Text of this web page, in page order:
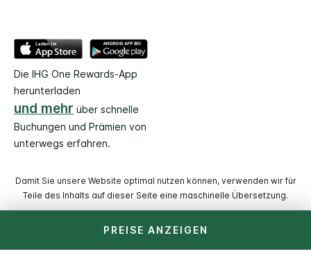
PREISE ANZEIGEN
Die IHG One Rewards-App
herunterladen
und mehr über schnelle
Buchungen und Prämien von
unterwegs erfahren.
Damit Sie unsere Website optimal nutzen können, verwenden wir für
Teile des Inhalts auf dieser Seite eine maschinelle Übersetzung.
© 2026 IHG. Alle Rechte vorbehalten. Die meisten Hotels
befinden sich im Einzelbesitz und werden unabhängig